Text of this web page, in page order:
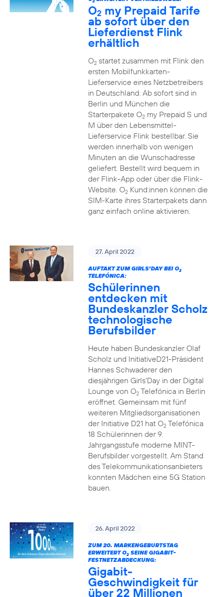
2
O2 my Prepaid Tarife
ab sofort über den
Lieferdienst Flink
erhältlich
O2startet zusammen mit Flink den
ersten Mobilfunkkarten-
Lieferservice eines Netzbetreibers
in Deutschland. Ab sofort sind in
Berlin und München die
Starterpakete O2my Prepaid S und
M über den Lebensmittel-
Lieferservice Flink bestellbar. Sie
werden innerhalb von wenigen
Minuten an die Wunschadresse
geliefert. Bestellt wird bequem in
der Flink-App oder über die Flink-
Website. O2Kund:innen können die
SIM-Karte ihres Starterpakets dann
ganz einfach online aktivieren.
27. April 2022
AUFTAKT ZUM GIRLS’DAY BEI O2
TELEFÓNICA:
Schülerinnen
entdecken mit
Bundeskanzler Scholz
technologische
Berufsbilder
Heute haben Bundeskanzler Olaf
Scholz und InitiativeD21-Präsident
Hannes Schwaderer den
diesjährigen Girls‘Day in der Digital
Lounge von O2Telefónica in Berlin
eröffnet. Gemeinsam mit fünf
weiteren Mitgliedsorganisationen
der Initiative D21 hat O2Telefónica
18 Schülerinnen der 9.
Jahrgangsstufe moderne MINT-
Berufsbilder vorgestellt. Am Stand
des Telekommunikationsanbieters
konnten Mädchen eine 5G Station
bauen.
26. April 2022
ZUM 20. MARKENGEBURTSTAG
ERWEITERT O2SEINE GIGABIT-
FESTNETZABDECKUNG:
Gigabit-
Geschwindigkeit für
über 22 Millionen